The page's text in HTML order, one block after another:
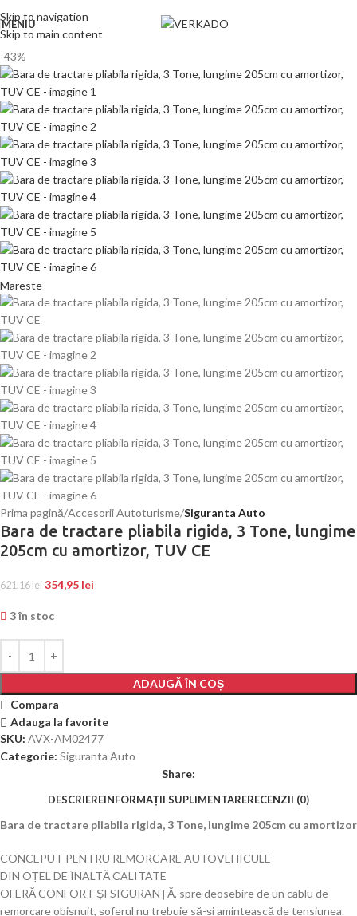
Skip to navigation
Skip to main content
MENIU
-43%
Mareste
Prima pagină Accesorii Autoturisme Siguranta Auto
Bara de tractare pliabila rigida, 3 Tone, lungime
205cm cu amortizor, TUV CE
621,16lei 354,95 lei
3 în stoc
ADAUGĂ ÎN COȘ
Compara
Adauga la favorite
SKU: AVX-AM02477
Categorie: Siguranta Auto
Share:
DESCRIEREINFORMAȚII SUPLIMENTARERECENZII (0)
Bara de tractare pliabila rigida, 3 Tone, lungime 205cm cu amortizor
CONCEPUT PENTRU REMORCARE AUTOVEHICULE
DIN OȚEL DE ÎNALTĂ CALITATE
OFERĂ CONFORT ȘI SIGURANȚĂ, spre deosebire de un cablu de
remorcare obișnuit, șoferul nu trebuie să-și amintească de tensiunea